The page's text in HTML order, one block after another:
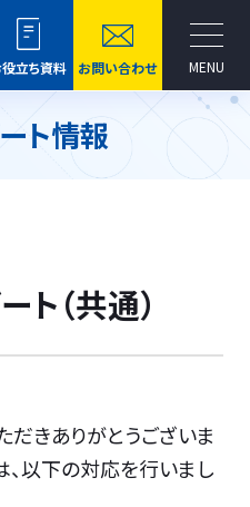
立ち資料
お問い合わせ MENU
ト情報
（共通）
きありがとうございま
、以下の対応を行いまし